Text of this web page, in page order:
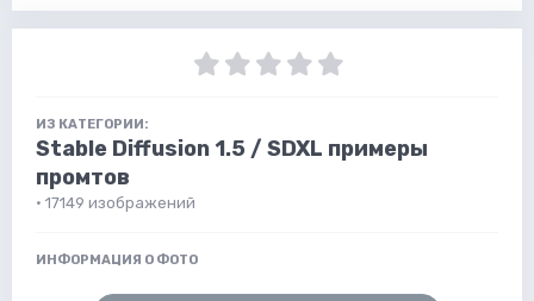
ИЗ КАТЕГОРИИ:
Stable Diffusion 1.5 / SDXL примеры
промтов
· 17149 изображений
ИНФОРМАЦИЯ О ФОТО